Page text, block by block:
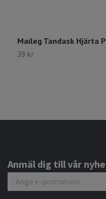
Maileg Tandask Hjärta
39 kr
Anmäl dig till vår